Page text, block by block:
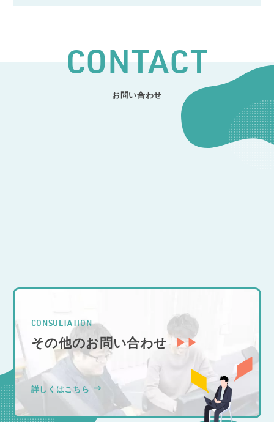
CONTACT
お問い合わせ
CONSULTATION
その他のお問い合わせ
詳しくはこちら